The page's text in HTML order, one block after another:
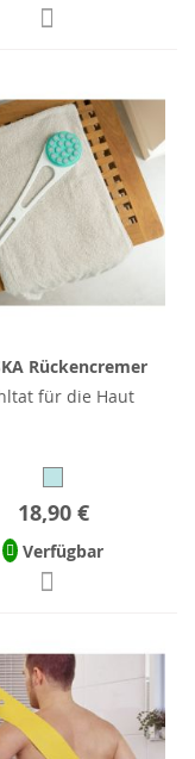
Rückencremer
für die Haut
18,90 €
Verfügbar